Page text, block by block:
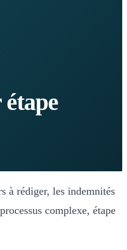
à rédiger, les indemnités
complexe, étape